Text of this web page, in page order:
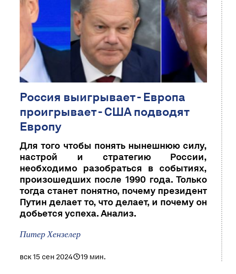
Россия выигрывает - Европа
проигрывает - США подводят
Европу
Для того чтобы понять нынешнюю силу,
настрой и стратегию России,
необходимо разобраться в событиях,
произошедших после 1990 года. Только
тогда станет понятно, почему президент
Путин делает то, что делает, и почему он
добьется успеха. Анализ.
Питер Хензелер
вск 15 сен 2024 19 мин.